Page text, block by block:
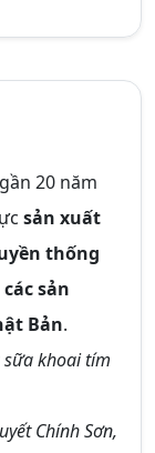
20 năm
sản xuất
thống
sản
Bản.
khoai tím
Chính Sơn,